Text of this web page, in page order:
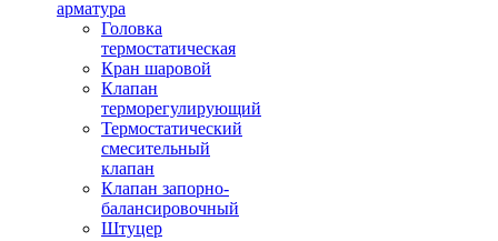
арматура
Головка
термостатическая
Кран шаровой
Клапан
терморегулирующий
Термостатический
смесительный
клапан
Клапан запорно-
балансировочный
Штуцер